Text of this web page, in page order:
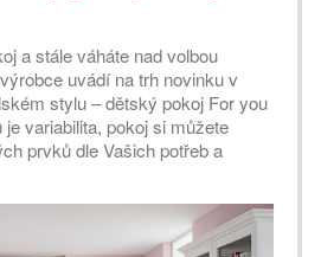
a stále váháte nad volbou
uvádí na trh novinku v
stylu – dětský pokoj For you
variabilita, pokoj si můžete
prvků dle Vašich potřeb a